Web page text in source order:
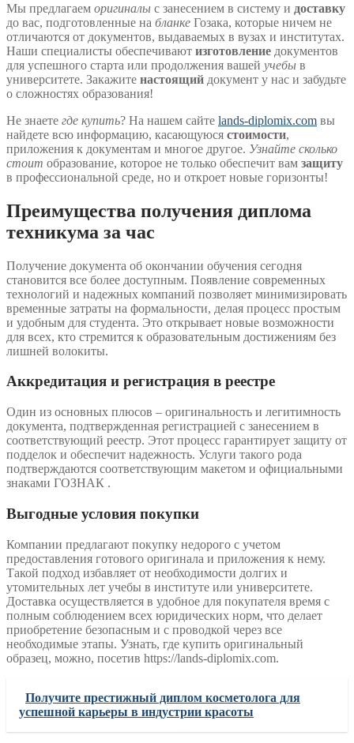
Мы предлагаем оригиналы с занесением в систему и доставку
до вас, подготовленные на бланке Гозака, которые ничем не
отличаются от документов, выдаваемых в вузах и институтах.
Наши специалисты обеспечивают изготовление документов
для успешного старта или продолжения вашей учебы в
университете. Закажите настоящий документ у нас и забудьте
о сложностях образования!
Не знаете где купить? На нашем сайте lands-diplomix.com вы
найдете всю информацию, касающуюся стоимости,
приложения к документам и многое другое. Узнайте сколько
стоит образование, которое не только обеспечит вам защиту
в профессиональной среде, но и откроет новые горизонты!
Преимущества получения диплома
техникума за час
Получение документа об окончании обучения сегодня
становится все более доступным. Появление современных
технологий и надежных компаний позволяет минимизировать
временные затраты на формальности, делая процесс простым
и удобным для студента. Это открывает новые возможности
для всех, кто стремится к образовательным достижениям без
лишней волокиты.
Аккредитация и регистрация в реестре
Один из основных плюсов – оригинальность и легитимность
документа, подтвержденная регистрацией с занесением в
соответствующий реестр. Этот процесс гарантирует защиту от
подделок и обеспечит надежность. Услуги такого рода
подтверждаются соответствующим макетом и официальными
знаками ГОЗНАК .
Выгодные условия покупки
Компании предлагают покупку недорого с учетом
предоставления готового оригинала и приложения к нему.
Такой подход избавляет от необходимости долгих и
утомительных лет учебы в институте или университете.
Доставка осуществляется в удобное для покупателя время с
полным соблюдением всех юридических норм, что делает
приобретение безопасным и с проводкой через все
необходимые этапы. Узнать, где купить оригинальный
образец, можно, посетив https://lands-diplomix.com.
Получите престижный диплом косметолога для
успешной карьеры в индустрии красоты